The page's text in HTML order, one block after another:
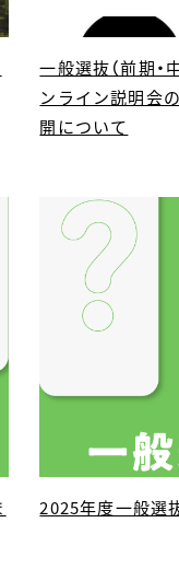
一般選抜（前期・
ンライン説明会
開について
2025年度一般選